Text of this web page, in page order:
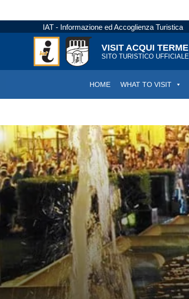
IAT - Informazione ed Accoglienza Turistica
VISIT ACQUI TERME
SITO TURISTICO UFFICIALE
HOME WHAT TO VISIT